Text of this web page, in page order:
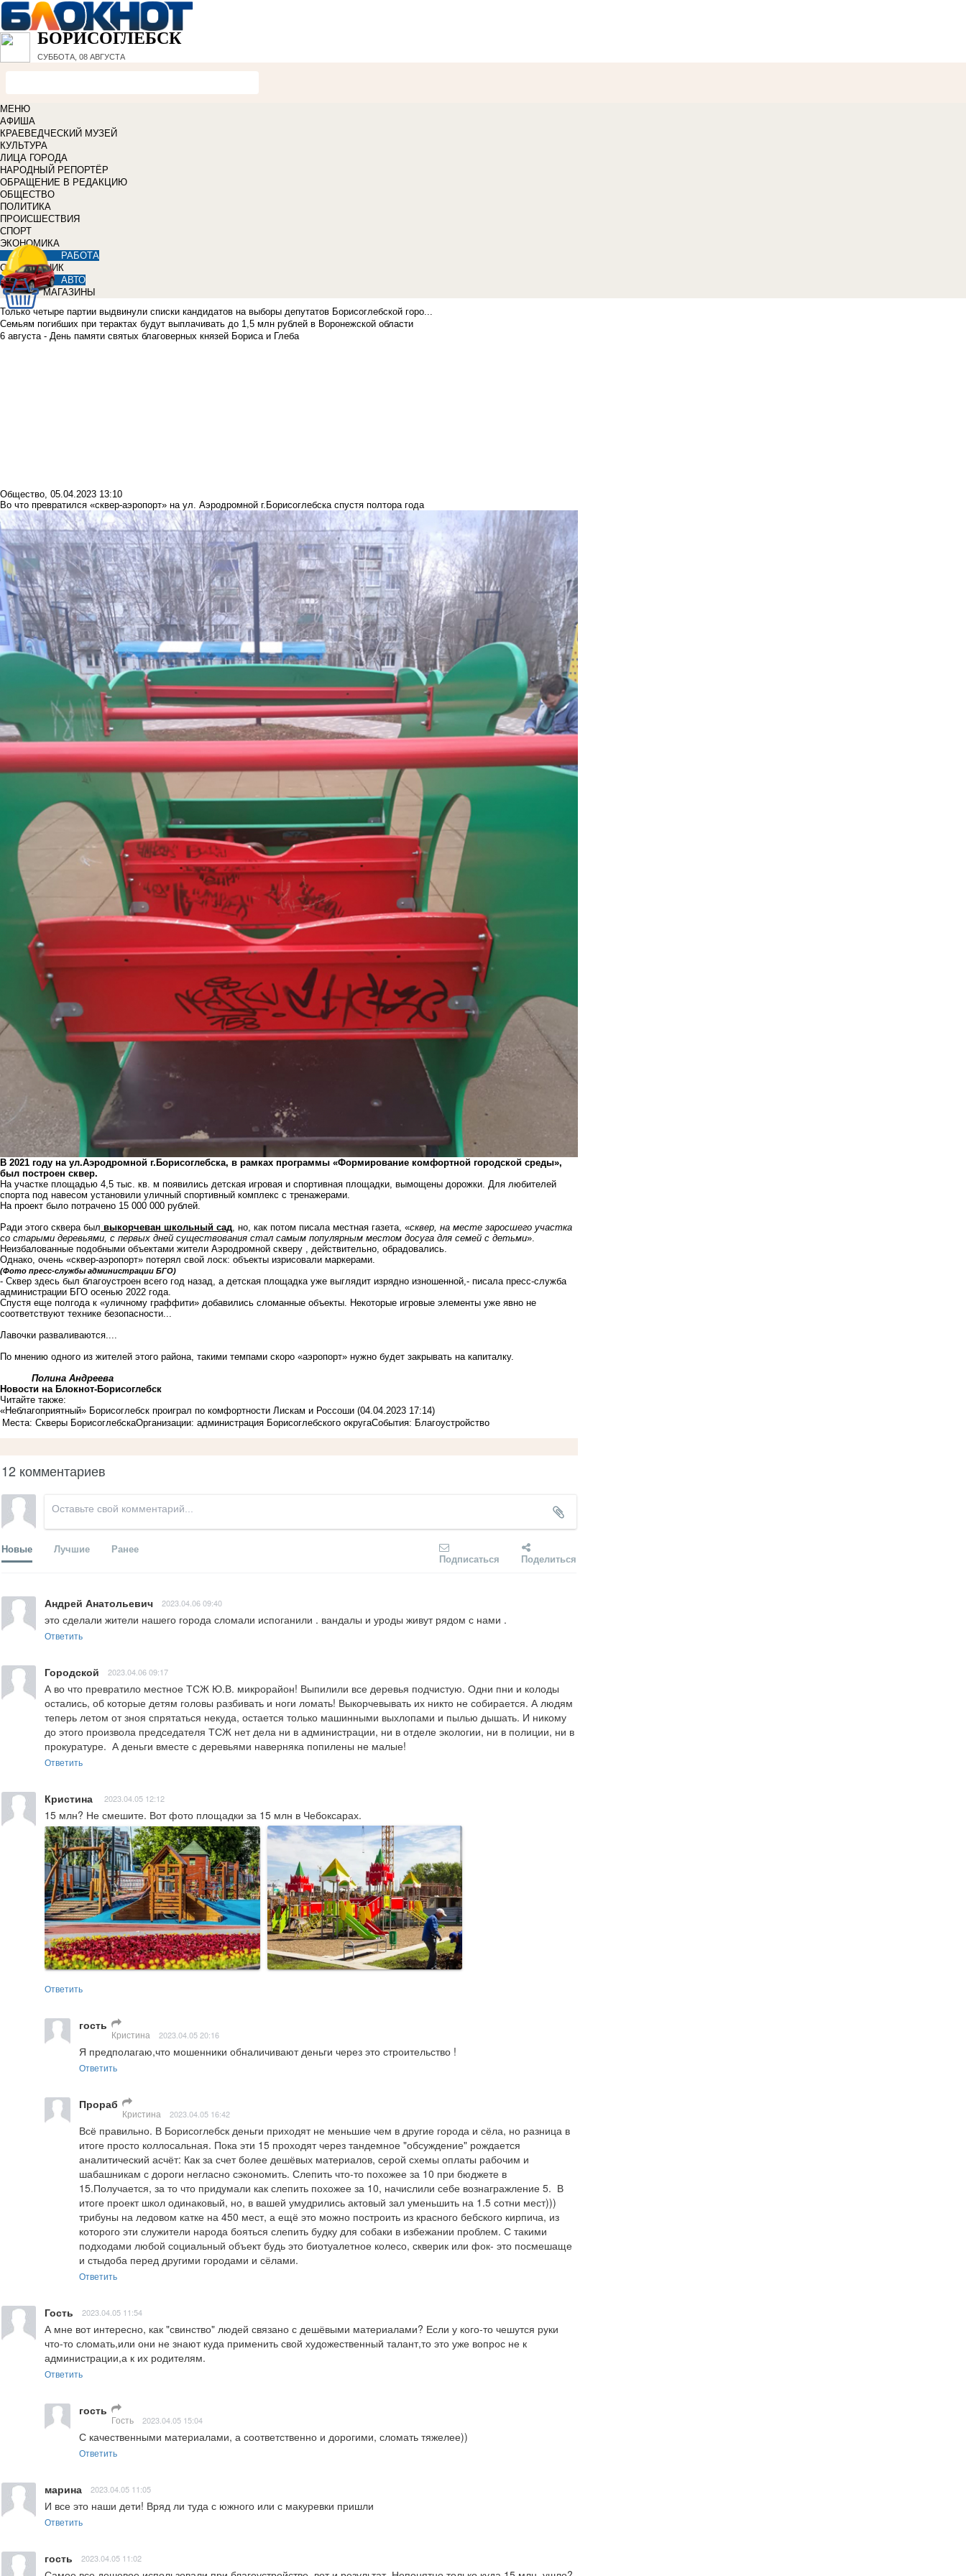
БОРИСОГЛЕБСК
СУББОТА, 08 АВГУСТА
МЕНЮ
АФИША
КРАЕВЕДЧЕСКИЙ МУЗЕЙ
КУЛЬТУРА
ЛИЦА ГОРОДА
НАРОДНЫЙ РЕПОРТЁР
ОБРАЩЕНИЕ В РЕДАКЦИЮ
ОБЩЕСТВО
ПОЛИТИКА
ПРОИСШЕСТВИЯ
СПОРТ
ЭКОНОМИКА
РАБОТА
СПРАВОЧНИК
АВТО
МАГАЗИНЫ
Только четыре партии выдвинули списки кандидатов на выборы депутатов Борисоглебской горо...
Семьям погибших при терактах будут выплачивать до 1,5 млн рублей в Воронежской области
6 августа - День памяти святых благоверных князей Бориса и Глеба
Общество, 05.04.2023 13:10
Во что превратился «сквер-аэропорт» на ул. Аэродромной г.Борисоглебска спустя полтора года
В 2021 году на ул.Аэродромной г.Борисоглебска, в рамках программы «Формирование комфортной городской среды»,
был построен сквер.
На участке площадью 4,5 тыс. кв. м появились детская игровая и спортивная площадки, вымощены дорожки. Для любителей
спорта под навесом установили уличный спортивный комплекс с тренажерами.
На проект было потрачено 15 000 000 рублей.
Ради этого сквера был выкорчеван школьный сад , но, как потом писала местная газета, «сквер, на месте заросшего участка
со старыми деревьями, с первых дней существования стал самым популярным местом досуга для семей с детьми».
Неизбалованные подобными объектами жители Аэродромной скверу , действительно, обрадовались.
Однако, очень «сквер-аэропорт» потерял свой лоск: объекты изрисовали маркерами.
(Фото пресс-службы администрации БГО)
- Сквер здесь был благоустроен всего год назад, а детская площадка уже выглядит изрядно изношенной,- писала пресс-служба
администрации БГО осенью 2022 года.
Спустя еще полгода к «уличному граффити» добавились сломанные объекты. Некоторые игровые элементы уже явно не
соответствуют технике безопасности...
Лавочки разваливаются....
По мнению одного из жителей этого района, такими темпами скоро «аэропорт» нужно будет закрывать на капиталку.
Полина Андреева
Новости на Блoкнoт-Борисоглебск
Читайте также:
«Неблагоприятный» Борисоглебск проиграл по комфортности Лискам и Россоши (04.04.2023 17:14)
Места: Скверы БорисоглебскаОрганизации: администрация Борисоглебского округаСобытия: Благоустройство
12 комментариев
Новые Лучшие Ранее
Подписаться Поделиться
Андрей Анатольевич 2023.04.06 09:40
это сделали жители нашего города сломали испоганили . вандалы и уроды живут рядом с нами .
Ответить
Городской 2023.04.06 09:17
А во что превратило местное ТСЖ Ю.В. микрорайон! Выпилили все деревья подчистую. Одни пни и колоды
остались, об которые детям головы разбивать и ноги ломать! Выкорчевывать их никто не собирается. А людям
теперь летом от зноя спрятаться некуда, остается только машинными выхлопами и пылью дышать. И никому
до этого произвола председателя ТСЖ нет дела ни в администрации, ни в отделе экологии, ни в полиции, ни в
прокуратуре.  А деньги вместе с деревьями наверняка попилены не малые!
Ответить
Кристина 2023.04.05 12:12
15 млн? Не смешите. Вот фото площадки за 15 млн в Чебоксарах.
Ответить
гость
Кристина 2023.04.05 20:16
Я предполагаю,что мошенники обналичивают деньги через это строительство !
Ответить
Прораб
Кристина 2023.04.05 16:42
Всё правильно. В Борисоглебск деньги приходят не меньшие чем в другие города и сёла, но разница в
итоге просто коллосальная. Пока эти 15 проходят через тандемное "обсуждение" рождается
аналитический асчёт: Как за счет более дешёвых материалов, серой схемы оплаты рабочим и
шабашникам с дороги негласно сэкономить. Слепить что-то похожее за 10 при бюджете в
15.Получается, за то что придумали как слепить похожее за 10, начислили себе вознагражление 5.  В
итоге проект школ одинаковый, но, в вашей умудрились актовый зал уменьшить на 1.5 сотни мест)))
трибуны на ледовом катке на 450 мест, а ещё это можно построить из красного бебского кирпича, из
которого эти служители народа бояться слепить будку для собаки в избежании проблем. С такими
подходами любой социальный объект будь это биотуалетное колесо, скверик или фок- это посмешаще
и стыдоба перед другими городами и сёлами.
Ответить
Гость 2023.04.05 11:54
А мне вот интересно, как "свинство" людей связано с дешёвыми материалами? Если у кого-то чешутся руки
что-то сломать,или они не знают куда применить свой художественный талант,то это уже вопрос не к
администрации,а к их родителям.
Ответить
гость
Гость 2023.04.05 15:04
С качественными материалами, а соответственно и дорогими, сломать тяжелее))
Ответить
марина 2023.04.05 11:05
И все это наши дети! Вряд ли туда с южного или с макуревки пришли
Ответить
гость 2023.04.05 11:02